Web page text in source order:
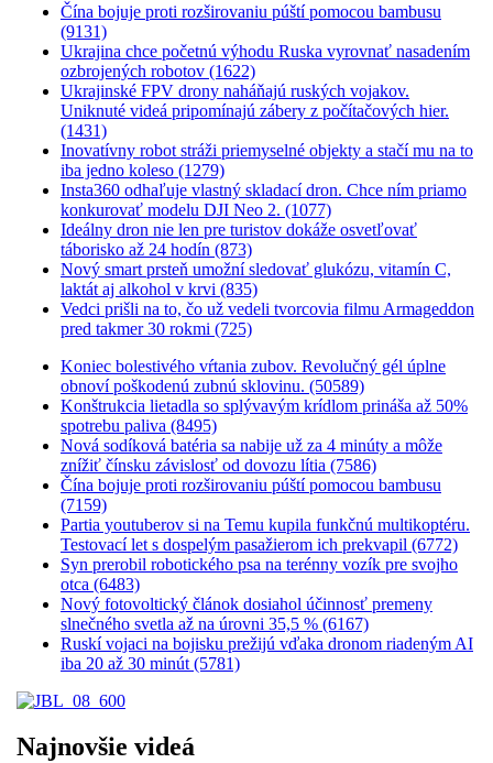
Čína bojuje proti rozširovaniu púští pomocou bambusu
(9131)
Ukrajina chce početnú výhodu Ruska vyrovnať nasadením
ozbrojených robotov (1622)
Ukrajinské FPV drony naháňajú ruských vojakov.
Uniknuté videá pripomínajú zábery z počítačových hier.
(1431)
Inovatívny robot stráži priemyselné objekty a stačí mu na to
iba jedno koleso (1279)
Insta360 odhaľuje vlastný skladací dron. Chce ním priamo
konkurovať modelu DJI Neo 2. (1077)
Ideálny dron nie len pre turistov dokáže osvetľovať
táborisko až 24 hodín (873)
Nový smart prsteň umožní sledovať glukózu, vitamín C,
laktát aj alkohol v krvi (835)
Vedci prišli na to, čo už vedeli tvorcovia filmu Armageddon
pred takmer 30 rokmi (725)
Koniec bolestivého vŕtania zubov. Revolučný gél úplne
obnoví poškodenú zubnú sklovinu. (50589)
Konštrukcia lietadla so splývavým krídlom prináša až 50%
spotrebu paliva (8495)
Nová sodíková batéria sa nabije už za 4 minúty a môže
znížiť čínsku závislosť od dovozu lítia (7586)
Čína bojuje proti rozširovaniu púští pomocou bambusu
(7159)
Partia youtuberov si na Temu kupila funkčnú multikoptéru.
Testovací let s dospelým pasažierom ich prekvapil (6772)
Syn prerobil robotického psa na terénny vozík pre svojho
otca (6483)
Nový fotovoltický článok dosiahol účinnosť premeny
slnečného svetla až na úrovni 35,5 % (6167)
Ruskí vojaci na bojisku prežijú vďaka dronom riadeným AI
iba 20 až 30 minút (5781)
Najnovšie videá